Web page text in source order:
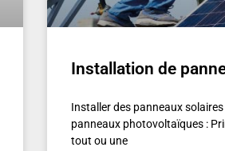
Installation de
Installer des panneaux
panneaux photovoltaïques :
tout ou une